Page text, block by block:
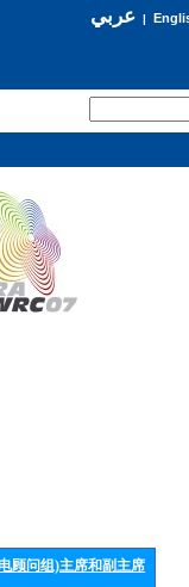
عربي|
顾问组)主席和副主席